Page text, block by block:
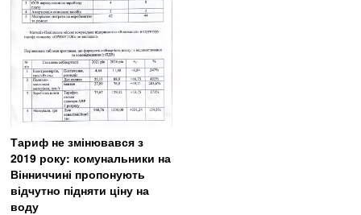
Тариф не змінювався з
2019 року: комунальники на
Вінниччині пропонують
відчутно підняти ціну на
воду